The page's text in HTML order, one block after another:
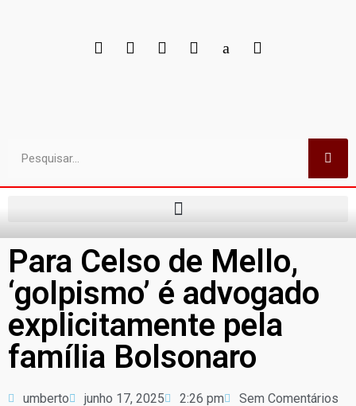
Para Celso de Mello,
‘golpismo’ é advogado
explicitamente pela
família Bolsonaro
umberto junho 17, 2025 2:26 pm Sem Comentários